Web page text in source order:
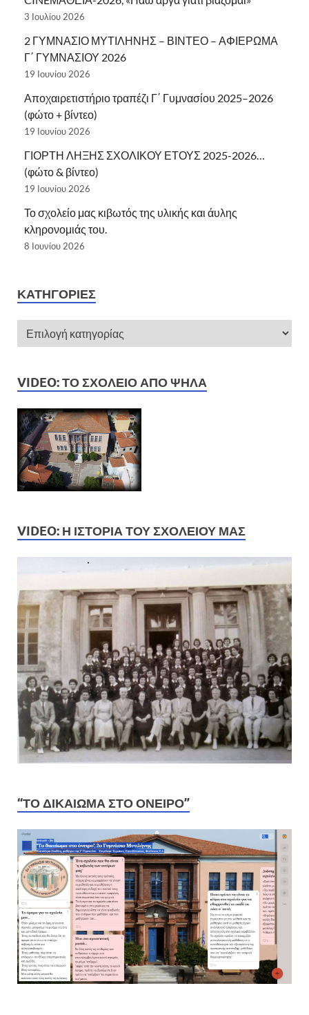
3 Ιουλίου 2026
2 ΓΥΜΝΑΣΙΟ ΜΥΤΙΛΗΝΗΣ – ΒΙΝΤΕΟ – ΑΦΙΕΡΩΜΑ
Γ΄ ΓΥΜΝΑΣΙΟΥ 2026
19 Ιουνίου 2026
Αποχαιρετιστήριο τραπέζι Γ΄ Γυμνασίου 2025–2026
(φώτο + βίντεο)
19 Ιουνίου 2026
ΓΙΟΡΤΗ ΛΗΞΗΣ ΣΧΟΛΙΚΟΥ ΕΤΟΥΣ 2025-2026…
(φώτο & βίντεο)
19 Ιουνίου 2026
Το σχολείο μας κιβωτός της υλικής και άυλης
κληρονομιάς του.
8 Ιουνίου 2026
ΚΑΤΗΓΟΡΊΕΣ
VIDEO: ΤΟ ΣΧΟΛΕΊΟ ΑΠΌ ΨΗΛΆ
VIDEO: Η ΙΣΤΟΡΊΑ ΤΟΥ ΣΧΟΛΕΊΟΥ ΜΑΣ
“ΤΟ ΔΙΚΑΊΩΜΑ ΣΤΟ ΌΝΕΙΡΟ”